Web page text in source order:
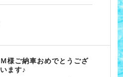
Ｍ様ご納車おめでとうござ
います♪